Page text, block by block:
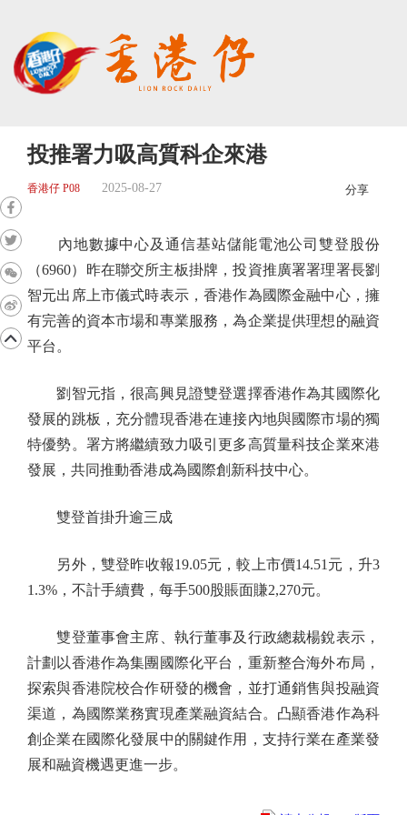
投推署力吸高質科企來港
香港仔 P08 2025-08-27 分享
內地數據中心及通信基站儲能電池公司雙登股份
（6960）昨在聯交所主板掛牌，投資推廣署署理署長劉
智元出席上市儀式時表示，香港作為國際金融中心，擁
有完善的資本市場和專業服務，為企業提供理想的融資
平台。
劉智元指，很高興見證雙登選擇香港作為其國際化
發展的跳板，充分體現香港在連接內地與國際市場的獨
特優勢。署方將繼續致力吸引更多高質量科技企業來港
發展，共同推動香港成為國際創新科技中心。
雙登首掛升逾三成
另外，雙登昨收報19.05元，較上市價14.51元，升3
1.3%，不計手續費，每手500股賬面賺2,270元。
雙登董事會主席、執行董事及行政總裁楊銳表示，
計劃以香港作為集團國際化平台，重新整合海外布局，
探索與香港院校合作研發的機會，並打通銷售與投融資
渠道，為國際業務實現產業融資結合。凸顯香港作為科
創企業在國際化發展中的關鍵作用，支持行業在產業發
展和融資機遇更進一步。